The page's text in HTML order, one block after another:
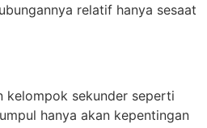
relatif hanya sesaat
kelompok sekunder seperti
hanya akan kepentingan